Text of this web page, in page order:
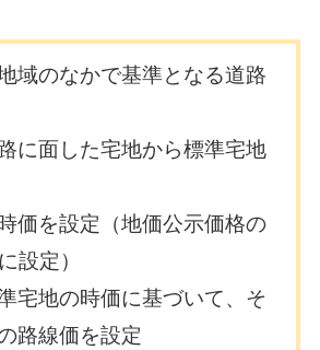
域のなかで基準となる道路
に面した宅地から標準宅地
価を設定（地価公示価格の
設定）
宅地の時価に基づいて、そ
路線価を設定